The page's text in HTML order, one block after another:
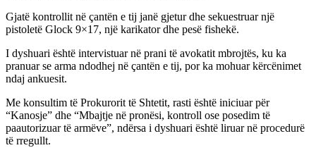
Gjatë kontrollit në çantën e tij janë gjetur dhe sekuestruar një
pistoletë Glock 9×17, një karikator dhe pesë fishekë.
I dyshuari është intervistuar në prani të avokatit mbrojtës, ku ka
pranuar se arma ndodhej në çantën e tij, por ka mohuar kërcënimet
ndaj ankuesit.
Me konsultim të Prokurorit të Shtetit, rasti është iniciuar për
“Kanosje” dhe “Mbajtje në pronësi, kontroll ose posedim të
paautorizuar të armëve”, ndërsa i dyshuari është liruar në procedurë
të rregullt.